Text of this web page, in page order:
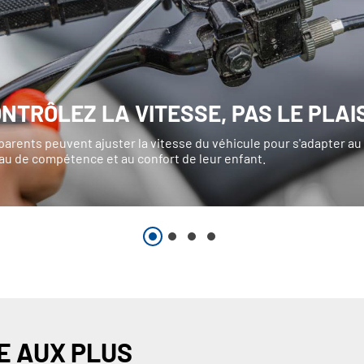
LA VITESSE, PAS LE
peuvent ajuster la vitesse du véhicule pour s'adapter au
de compétence et au confort de leur enfant.
AUX PLUS